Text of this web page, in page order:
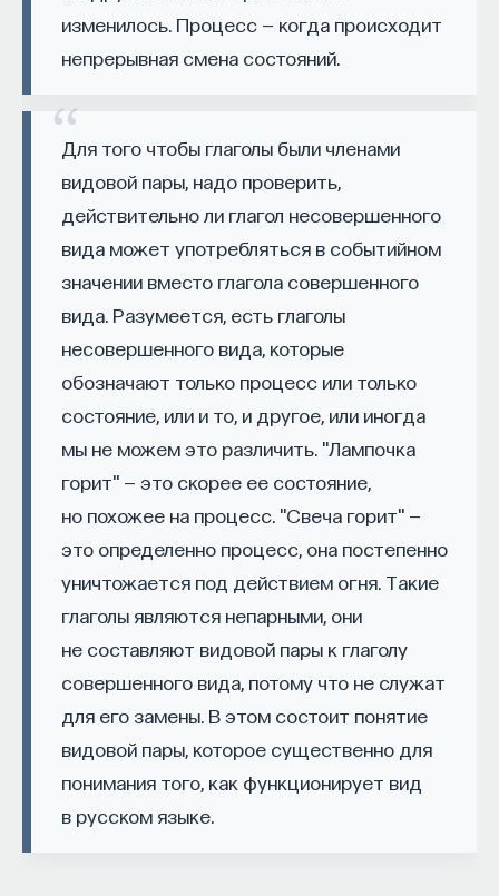
изменилось. Процесс — когда происходит
непрерывная смена состояний.
Для того чтобы глаголы были членами
видовой пары, надо проверить,
действительно ли глагол несовершенного
вида может употребляться в событийном
значении вместо глагола совершенного
вида. Разумеется, есть глаголы
несовершенного вида, которые
обозначают только процесс или только
состояние, или и то, и другое, или иногда
мы не можем это различить. "Лампочка
горит" — это скорее ее состояние,
но похожее на процесс. "Свеча горит" —
это определенно процесс, она постепенно
уничтожается под действием огня. Такие
глаголы являются непарными, они
не составляют видовой пары к глаголу
совершенного вида, потому что не служат
для его замены. В этом состоит понятие
видовой пары, которое существенно для
понимания того, как функционирует вид
в русском языке.
им. И. М. Сеченова, заведующий отделением
медицины сна университетской клинической
3/10/2025
НАПИСАТЬ НАМ
НАД МАТЕРИАЛОМ РАБОТАЛИ
МГМУ им. И. М. Сеченова
МЕДИЦИНА
651 публикация
МЕДИЦИНА СОН СОМНОЛОГИЯ
БЕССОННИЦА ЕСТЕСТВЕННЫЕ НАУКИ